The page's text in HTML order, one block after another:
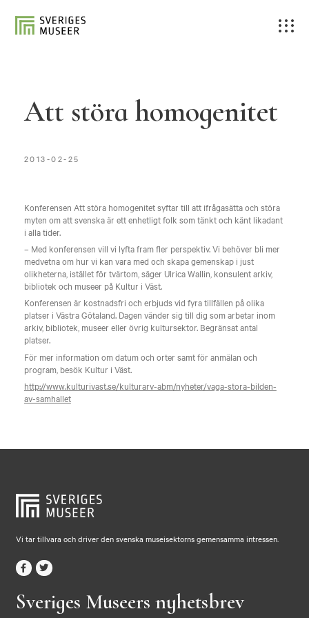
Att störa homogenitet
2013-02-25
Konferensen Att störa homogenitet syftar till att ifrågasätta och störa
myten om att svenska är ett enhetligt folk som tänkt och känt likadant
i alla tider.
– Med konferensen vill vi lyfta fram fler perspektiv. Vi behöver bli mer
medvetna om hur vi kan vara med och skapa gemenskap i just
olikheterna, istället för tvärtom, säger Ulrica Wallin, konsulent arkiv,
bibliotek och museer på Kultur i Väst.
Konferensen är kostnadsfri och erbjuds vid fyra tillfällen på olika
platser i Västra Götaland. Dagen vänder sig till dig som arbetar inom
arkiv, bibliotek, museer eller övrig kultursektor. Begränsat antal
platser.
För mer information om datum och orter samt för anmälan och
program, besök Kultur i Väst.
http://www.kulturivast.se/kulturarv-abm/nyheter/vaga-stora-bilden-
av-samhallet
Vi tar tillvara och driver den svenska museisektorns gemensamma intressen.
Sveriges Museers nyhetsbrev